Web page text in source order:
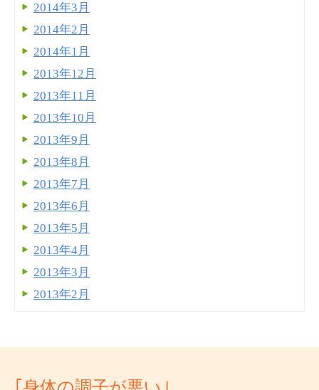
2014年3月
2014年2月
2014年1月
2013年12月
2013年11月
2013年10月
2013年9月
2013年8月
2013年7月
2013年6月
2013年5月
2013年4月
2013年3月
2013年2月